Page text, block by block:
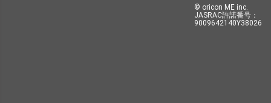
© oricon ME inc.
JASRAC許諾番号：
9009642140Y38026